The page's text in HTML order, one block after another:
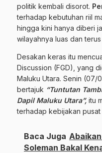
politik kembali disorot.
terhadap kebutuhan riil
hingga kini hanya diberi
wilayahnya luas dan
Desakan keras itu
Discussion (FGD), yang
Maluku Utara. Senin (07/
bertajuk “Tuntutan
Dapil Maluku Utara”, itu
terhadap kebijakan
Baca Juga
Soleman Bakal